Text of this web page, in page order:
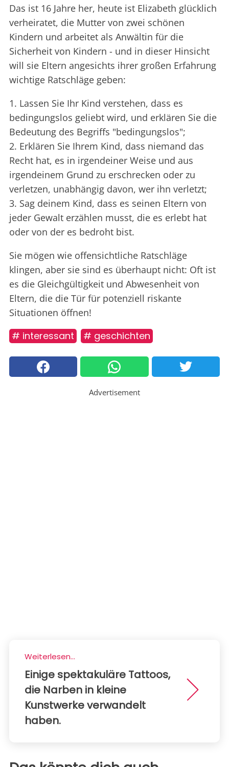
Das ist 16 Jahre her, heute ist Elizabeth glücklich
verheiratet, die Mutter von zwei schönen
Kindern und arbeitet als Anwältin für die
Sicherheit von Kindern - und in dieser Hinsicht
will sie Eltern angesichts ihrer großen Erfahrung
wichtige Ratschläge geben:
1. Lassen Sie Ihr Kind verstehen, dass es
bedingungslos geliebt wird, und erklären Sie die
Bedeutung des Begriffs "bedingungslos";
2. Erklären Sie Ihrem Kind, dass niemand das
Recht hat, es in irgendeiner Weise und aus
irgendeinem Grund zu erschrecken oder zu
verletzen, unabhängig davon, wer ihn verletzt;
3. Sag deinem Kind, dass es seinen Eltern von
jeder Gewalt erzählen musst, die es erlebt hat
oder von der es bedroht bist.
Sie mögen wie offensichtliche Ratschläge
klingen, aber sie sind es überhaupt nicht: Oft ist
es die Gleichgültigkeit und Abwesenheit von
Eltern, die die Tür für potenziell riskante
Situationen öffnen!
# interessant # geschichten
Advertisement
Weiterlesen...
Einige spektakuläre Tattoos,
die Narben in kleine
Kunstwerke verwandelt
haben.